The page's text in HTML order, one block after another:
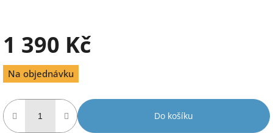
1 390 Kč
Měrná
cena:
Na objednávku
Do košíku